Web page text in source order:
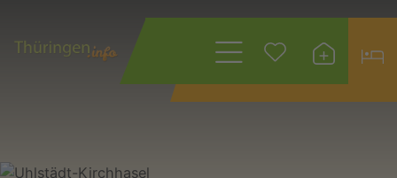
Wonach suchen